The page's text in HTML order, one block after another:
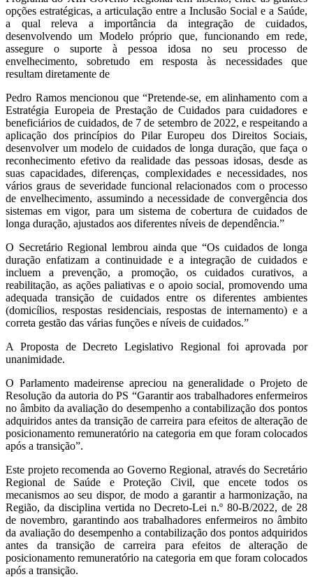
opções estratégicas, a articulação entre a Inclusão Social e a Saúde,
a qual releva a importância da integração de cuidados,
desenvolvendo um Modelo próprio que, funcionando em rede,
assegure o suporte à pessoa idosa no seu processo de
envelhecimento, sobretudo em resposta às necessidades que
resultam diretamente de
Pedro Ramos mencionou que “Pretende-se, em alinhamento com a
Estratégia Europeia de Prestação de Cuidados para cuidadores e
beneficiários de cuidados, de 7 de setembro de 2022, e respeitando a
aplicação dos princípios do Pilar Europeu dos Direitos Sociais,
desenvolver um modelo de cuidados de longa duração, que faça o
reconhecimento efetivo da realidade das pessoas idosas, desde as
suas capacidades, diferenças, complexidades e necessidades, nos
vários graus de severidade funcional relacionados com o processo
de envelhecimento, assumindo a necessidade de convergência dos
sistemas em vigor, para um sistema de cobertura de cuidados de
longa duração, ajustados aos diferentes níveis de dependência.”
O Secretário Regional lembrou ainda que “Os cuidados de longa
duração enfatizam a continuidade e a integração de cuidados e
incluem a prevenção, a promoção, os cuidados curativos, a
reabilitação, as ações paliativas e o apoio social, promovendo uma
adequada transição de cuidados entre os diferentes ambientes
(domicílios, respostas residenciais, respostas de internamento) e a
correta gestão das várias funções e níveis de cuidados.”
A Proposta de Decreto Legislativo Regional foi aprovada por
unanimidade.
O Parlamento madeirense apreciou na generalidade o Projeto de
Resolução da autoria do PS “Garantir aos trabalhadores enfermeiros
no âmbito da avaliação do desempenho a contabilização dos pontos
adquiridos antes da transição de carreira para efeitos de alteração de
posicionamento remuneratório na categoria em que foram colocados
após a transição”.
Este projeto recomenda ao Governo Regional, através do Secretário
Regional de Saúde e Proteção Civil, que encete todos os
mecanismos ao seu dispor, de modo a garantir a harmonização, na
Região, da disciplina vertida no Decreto-Lei n.º 80-B/2022, de 28
de novembro, garantindo aos trabalhadores enfermeiros no âmbito
da avaliação do desempenho a contabilização dos pontos adquiridos
antes da transição de carreira para efeitos de alteração de
posicionamento remuneratório na categoria em que foram colocados
após a transição.